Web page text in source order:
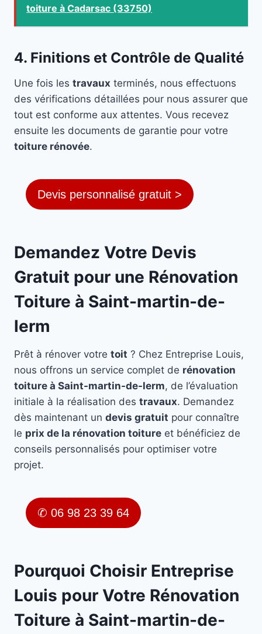
toiture à Cadarsac (33750)
4. Finitions et Contrôle de Qualité
Une fois les travaux terminés, nous effectuons
des vérifications détaillées pour nous assurer que
tout est conforme aux attentes. Vous recevez
ensuite les documents de garantie pour votre
toiture rénovée.
Devis personnalisé gratuit >
Demandez Votre Devis
Gratuit pour une Rénovation
Toiture à Saint-martin-de-
lerm
Prêt à rénover votre toit ? Chez Entreprise Louis,
nous offrons un service complet de rénovation
toiture à Saint-martin-de-lerm, de l’évaluation
initiale à la réalisation des travaux. Demandez
dès maintenant un devis gratuit pour connaître
le prix de la rénovation toiture et bénéficiez de
conseils personnalisés pour optimiser votre
projet.
✆ 06 98 23 39 64
Pourquoi Choisir Entreprise
Louis pour Votre Rénovation
Toiture à Saint-martin-de-